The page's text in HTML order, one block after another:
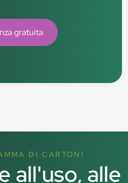
gratuita
DI CARTONI
all'uso, alle